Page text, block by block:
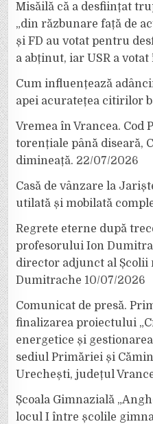
Misăilă că a desființat
„din răzbunare față de
și FD au votat pentru
a abținut, iar USR a
Cum influențează
apei acuratețea citirilor
Vremea în Vrancea. Cod
torențiale până diseară,
dimineață. 22/07/2026
Casă de vânzare la
utilată și mobilată
Regrete eterne după
profesorului Ion
director adjunct al Școlii
Dumitrache 10/07/2026
Comunicat de presă.
finalizarea proiectului
energetice și
sediul Primăriei și
Urechești, județul
Școala Gimnazială
locul I între școlile